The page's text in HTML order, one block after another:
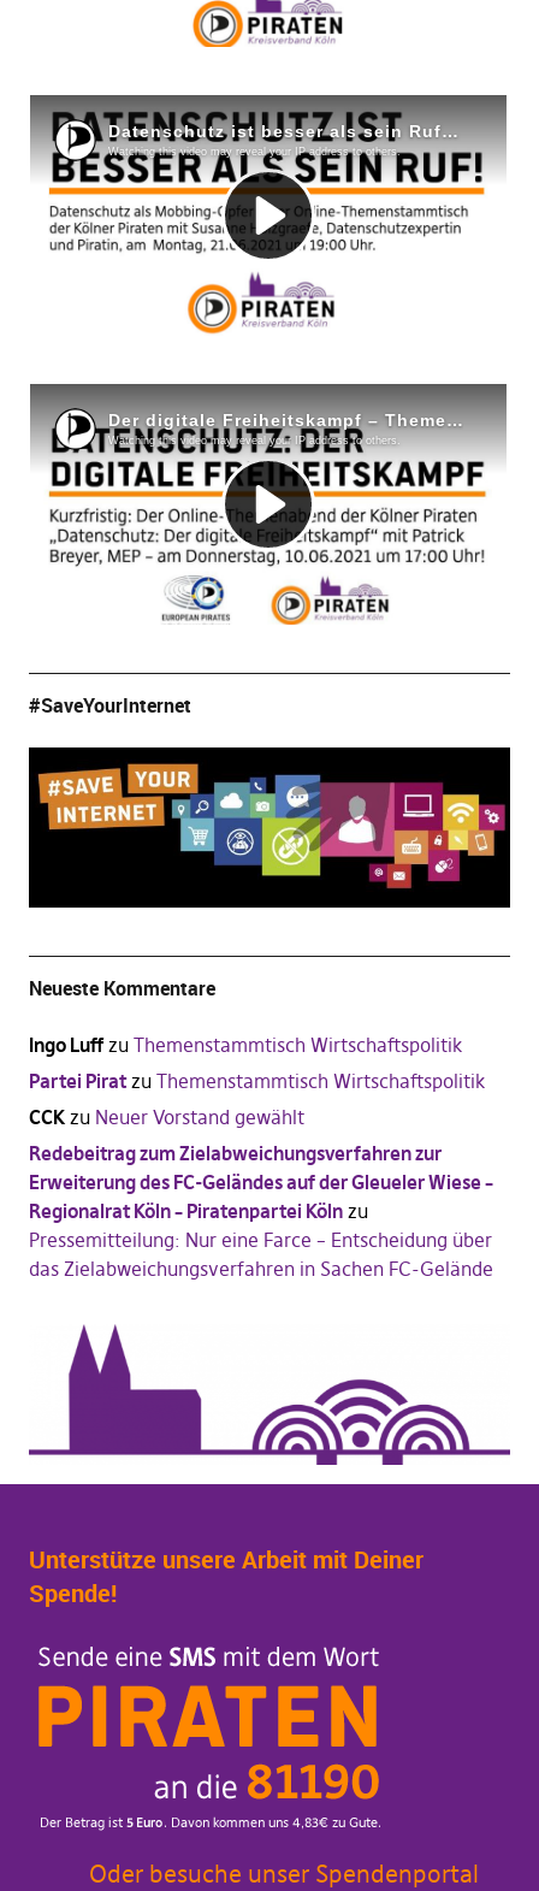
#SaveYourInternet
Neueste Kommentare
Ingo Luffzu Themenstammtisch Wirtschaftspolitik
Partei Piratzu Themenstammtisch Wirtschaftspolitik
CCKzu Neuer Vorstand gewählt
Redebeitrag zum Zielabweichungsverfahren zur
Erweiterung des FC-Geländes auf der Gleueler Wiese –
Regionalrat Köln – Piratenpartei Kölnzu
Pressemitteilung: Nur eine Farce – Entscheidung über
das Zielabweichungsverfahren in Sachen FC-Gelände
Unterstütze unsere Arbeit mit Deiner
Spende!
Oder besuche unser Spendenportal